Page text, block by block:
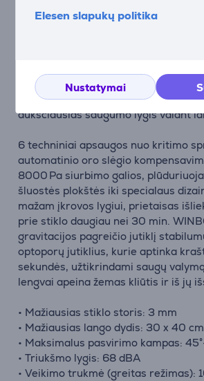
Elesen slapukų politika
Nustatymai
Vienu mygtuko paspaudimu langų
WINBOT W2S turi 10 lygių saugos
ir aparatinę, ir programinę įrangą,
aukščiausias saugumo lygis valant
6 techniniai apsaugos nuo kritimo
automatinio oro slėgio
8000 Pa siurbimo galios,
šluostės plokštės iki specialaus
mažam įkrovos lygiui, prietaisas
prie stiklo daugiau nei 30 min.
gravitacijos pagreičio jutiklį
optoporų jutiklius, kurie aptinka
sekundės, užtikrindami saugų
lengvai apeina žemas kliūtis ir iš jų
• Mažiausias stiklo storis: 3 mm
• Mažiausias lango dydis: 30 x 40 cm
• Maksimalus pasvirimo kampas:
• Triukšmo lygis: 68 dBA
• Veikimo trukmė (greitas režimas):